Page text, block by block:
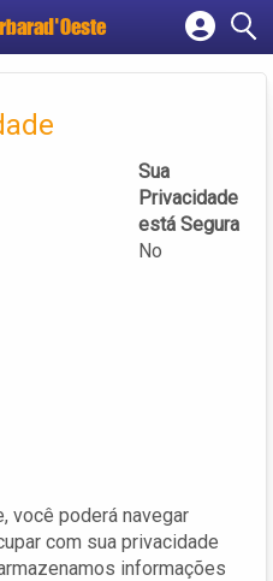
empresa
conta
Sua
Privacidade
está Segura
No
você poderá navegar
com sua privacidade
informações